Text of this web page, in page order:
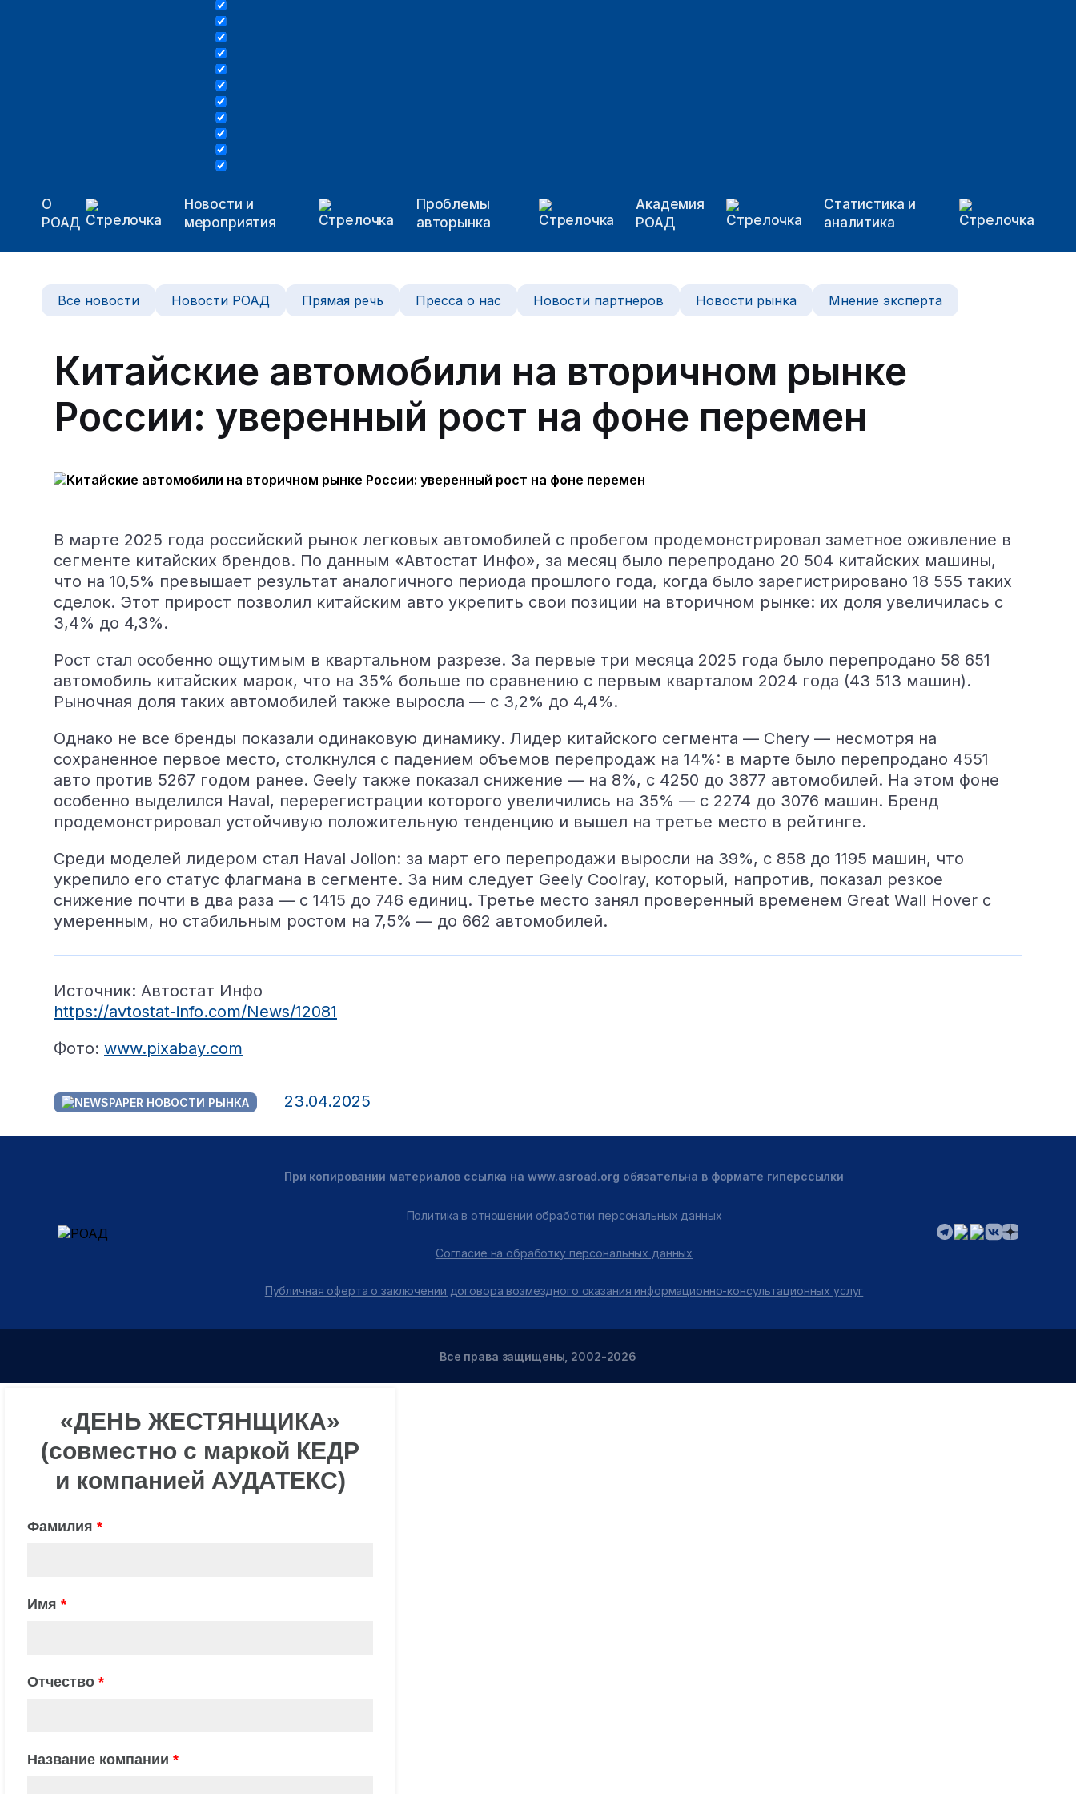
О
РОАД
Новости и
мероприятия
Проблемы
авторынка
Академия
РОАД
Статистика и
аналитика
Все новости Новости РОАД Прямая речь Пресса о нас Новости партнеров Новости рынка Мнение эксперта
Китайские автомобили на вторичном рынке
России: уверенный рост на фоне перемен
В марте 2025 года российский рынок легковых автомобилей с пробегом продемонстрировал заметное оживление в
сегменте китайских брендов. По данным «Автостат Инфо», за месяц было перепродано 20 504 китайских машины,
что на 10,5% превышает результат аналогичного периода прошлого года, когда было зарегистрировано 18 555 таких
сделок. Этот прирост позволил китайским авто укрепить свои позиции на вторичном рынке: их доля увеличилась с
3,4% до 4,3%.
Рост стал особенно ощутимым в квартальном разрезе. За первые три месяца 2025 года было перепродано 58 651
автомобиль китайских марок, что на 35% больше по сравнению с первым кварталом 2024 года (43 513 машин).
Рыночная доля таких автомобилей также выросла — с 3,2% до 4,4%.
Однако не все бренды показали одинаковую динамику. Лидер китайского сегмента — Chery — несмотря на
сохраненное первое место, столкнулся с падением объемов перепродаж на 14%: в марте было перепродано 4551
авто против 5267 годом ранее. Geely также показал снижение — на 8%, с 4250 до 3877 автомобилей. На этом фоне
особенно выделился Haval, перерегистрации которого увеличились на 35% — с 2274 до 3076 машин. Бренд
продемонстрировал устойчивую положительную тенденцию и вышел на третье место в рейтинге.
Среди моделей лидером стал Haval Jolion: за март его перепродажи выросли на 39%, с 858 до 1195 машин, что
укрепило его статус флагмана в сегменте. За ним следует Geely Coolray, который, напротив, показал резкое
снижение почти в два раза — с 1415 до 746 единиц. Третье место занял проверенный временем Great Wall Hover с
умеренным, но стабильным ростом на 7,5% — до 662 автомобилей.
Источник: Автостат Инфо
https://avtostat-info.com/News/12081
Фото: www.pixabay.com
НОВОСТИ РЫНКА 23.04.2025
При копировании материалов ссылка на www.asroad.org обязательна в формате гиперссылки
Политика в отношении обработки персональных данных
Согласие на обработку персональных данных
Публичная оферта о заключении договора возмездного оказания информационно-консультационных услуг
Все права защищены, 2002-2026